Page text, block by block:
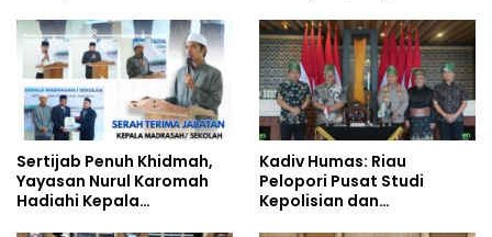
Studi Kepolisian
Era Digital
Sertijab Penuh Khidmah,
Yayasan Nurul Karomah
Hadiahi Kepala
Kadiv Humas: Riau
Pelopori Pusat Studi
Kepolisian dan